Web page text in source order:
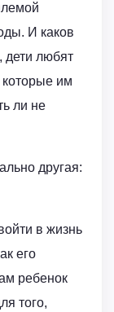
И каков
дети любят
которые им
ли не
другая:
в жизнь
его
ребенок
того,